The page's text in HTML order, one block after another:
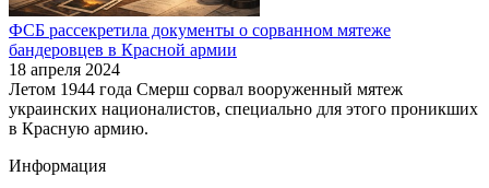
ФСБ рассекретила документы о сорванном мятеже
бандеровцев в Красной армии
18 апреля 2024
Летом 1944 года Смерш сорвал вооруженный мятеж
украинских националистов, специально для этого проникших
в Красную армию.
Информация